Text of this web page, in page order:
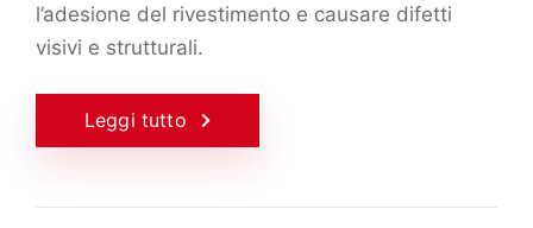
l’adesione del rivestimento e causare difetti
visivi e strutturali.
Leggi tutto